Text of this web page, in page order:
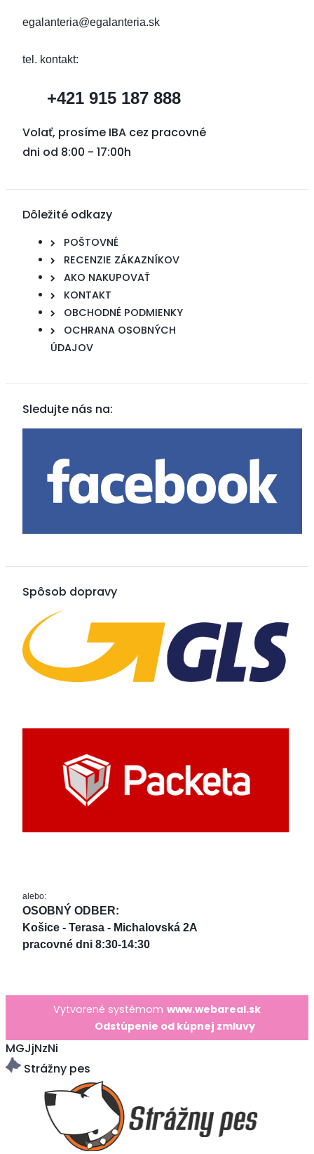
egalanteria@egalanteria.sk
tel. kontakt:
+421 915 187 888
Volať, prosíme IBA cez pracovné
dni od 8:00 - 17:00h
Dôležité odkazy
POŠTOVNÉ
RECENZIE ZÁKAZNÍKOV
AKO NAKUPOVAŤ
KONTAKT
OBCHODNÉ PODMIENKY
OCHRANA OSOBNÝCH
ÚDAJOV
Sledujte nás na:
Spôsob dopravy
alebo:
OSOBNÝ ODBER:
Košice - Terasa - Michalovská 2A
pracovné dni 8:30-14:30
Vytvorené systémom www.webareal.sk
Odstúpenie od kúpnej zmluvy
MGJjNzNi
Strážny pes